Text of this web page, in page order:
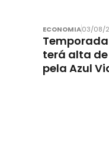
ECONOMIA03/08/
terá alta
pela Azul